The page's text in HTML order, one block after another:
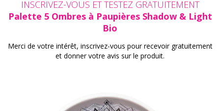
INSCRIVEZ-VOUS ET TESTEZ GRATUITEMENT
Palette 5 Ombres à Paupières Shadow & Light
Bio
Merci de votre intérêt, inscrivez-vous pour recevoir gratuitement
et donner votre avis sur le produit.